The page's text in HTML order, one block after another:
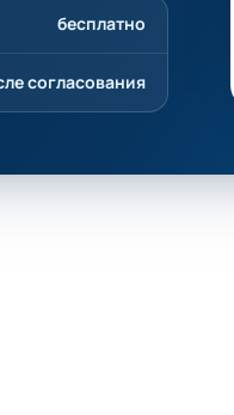
бесплатно
согласования